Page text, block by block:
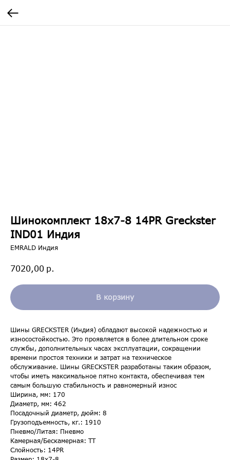
Шинокомплект 18x7-8 14PR Greckster
IND01 Индия
EMRALD Индия
7020,00 р.
В корзину
Шины GRECKSTER (Индия) обладают высокой надежностью и
износостойкостью. Это проявляется в более длительном сроке
службы, дополнительных часах эксплуатации, сокращении
времени простоя техники и затрат на техническое
обслуживание. Шины GRECKSTER разработаны таким образом,
чтобы иметь максимальное пятно контакта, обеспечивая тем
самым большую стабильность и равномерный износ
Ширина, мм: 170
Диаметр, мм: 462
Посадочный диаметр, дюйм: 8
Грузоподъемность, кг.: 1910
Пневмо/Литая: Пневмо
Камерная/Бескамерная: TТ
Слойность: 14PR